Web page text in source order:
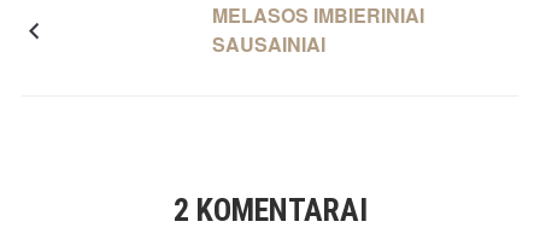
MELASOS IMBIERINIAI
SAUSAINIAI
2 KOMENTARAI